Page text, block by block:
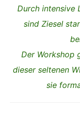
Durch intensive
sind Ziesel
Der Workshop
dieser seltenen
sie